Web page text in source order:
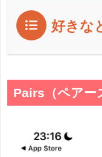
好きな
Pairs（ペアー